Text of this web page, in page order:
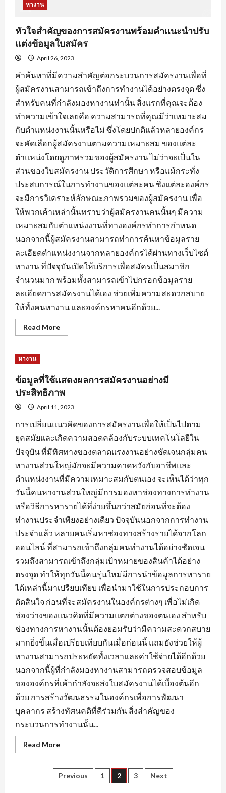
หางาน
หัวใจสำคัญของการสมัครงานพร้อมคำแนะนำปรับ
แต่งข้อมูลใบสมัคร
April 26, 2023
คำค้นหาที่มีความสำคัญต่อกระบวนการสมัครงานเพื่อที่
ผู้สมัครงานสามารถเข้าถึงการทำงานได้อย่างตรงจุด ซึ่ง
สำหรับคนที่กำลังมองหางานทำนั้น สิ่งแรกที่คุณจะต้อง
ทำความเข้าใจเลยคือ ความสามารถที่คุณมีว่าเหมาะสม
กับตำแหน่งงานนั้นหรือไม่ ซึ่งโดยปกติแล้วหลายองค์กร
จะคัดเลือกผู้สมัครงานตามความเหมาะสม ของแต่ละ
ตำแหน่งโดยดูภาพรวมของผู้สมัครงาน ไม่ว่าจะเป็นใน
ส่วนของใบสมัครงาน ประวัติการศึกษา หรือแม้กระทั่ง
ประสบการณ์ในการทำงานของแต่ละคน ซึ่งแต่ละองค์กร
จะมีการวิเคราะห์ลักษณะภาพรวมของผู้สมัครงาน เพื่อ
ให้พวกเค้าเหล่านั้นทราบว่าผู้สมัครงานคนนั้นๆ มีความ
เหมาะสมกับตำแหน่งงานที่ทางองค์กรทำการกำหนด
นอกจากนี้ผู้สมัครงานสามารถทำการค้นหาข้อมูลราย
ละเอียดตำแหน่งงานจากหลายองค์กรได้ผ่านทางเว็บไซต์
หางาน ที่ปัจจุบันเปิดให้บริการเพื่อสมัครเป็นสมาชิก
จำนวนมาก พร้อมทั้งสามารถเข้าไปกรอกข้อมูลราย
ละเอียดการสมัครงานได้เอง ช่วยเพิ่มความสะดวกสบาย
ให้ทั้งคนหางาน และองค์กรหาคนอีกด้วย...
Read MoreRead
more
สมัคร
งาน
พร้อม
คำ
แนะนำ
ปรับ
ข้อมูล
ใบ
สมัคร
หางาน
ข้อมูลที่ใช้แสดงผลการสมัครงานอย่างมี
ประสิทธิภาพ
April 11, 2023
การเปลี่ยนแนวคิดของการสมัครงานเพื่อให้เป็นไปตาม
ยุคสมัยและเกิดความสอดคล้องกับระบบเทคโนโลยีใน
ปัจจุบัน ที่มีทิศทางของตลาดแรงงานอย่างชัดเจนกลุ่มคน
หางานส่วนใหญ่มักจะมีความคาดหวังกับอาชีพและ
ตำแหน่งงานที่มีความเหมาะสมกับตนเอง จะเห็นได้ว่าทุก
วันนี้คนหางานส่วนใหญ่มีการมองหาช่องทางการทำงาน
หรือวิธีการหารายได้ที่ง่ายขึ้นกว่าสมัยก่อนที่จะต้อง
ทำงานประจำเพียงอย่างเดียว ปัจจุบันนอกจากการทำงาน
ประจำแล้ว หลายคนเริ่มหาช่องทางสร้างรายได้จากโลก
ออนไลน์ ที่สามารถเข้าถึงกลุ่มคนทำงานได้อย่างชัดเจน
รวมถึงสามารถเข้าถึงกลุ่มเป้าหมายของสินค้าได้อย่าง
ตรงจุด ทำให้ทุกวันนี้คนรุ่นใหม่มีการนำข้อมูลการหาราย
ได้เหล่านี้มาเปรียบเทียบ เพื่อนำมาใช้ในการประกอบการ
ตัดสินใจ ก่อนที่จะสมัครงานในองค์กรต่างๆ เพื่อไม่เกิด
ช่องว่างของแนวคิดที่มีความแตกต่างของตนเอง สำหรับ
ช่องทางการหางานนั้นต้องยอมรับว่ามีความสะดวกสบาย
มากยิ่งขึ้นเมื่อเปรียบเทียบกันเมื่อก่อนนี้ แถมยังช่วยให้ผู้
หางานสามารถประหยัดทั้งเวลาและค่าใช้จ่ายได้อีกด้วย
นอกจากนี้ผู้ที่กำลังมองหางานสามารถตรวจสอบข้อมูล
ขององค์กรที่เค้ากำลังจะส่งใบสมัครงานได้เบื้องต้นอีก
ด้วย การสร้างวัฒนธรรมในองค์กรเพื่อการพัฒนา
บุคลากร สร้างทัศนคติที่ดีร่วมกัน สิ่งสำคัญของ
กระบวนการทำงานนั้น...
Read MoreRead
more
ที่
ใช้
แสดง
Posts
Previous 1 2 3 Next